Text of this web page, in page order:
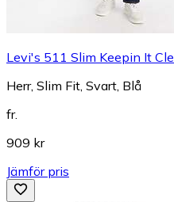
Levi's 511 Slim Keepin It
Herr, Slim Fit, Svart, Blå
fr.
909 kr
Jämför pris